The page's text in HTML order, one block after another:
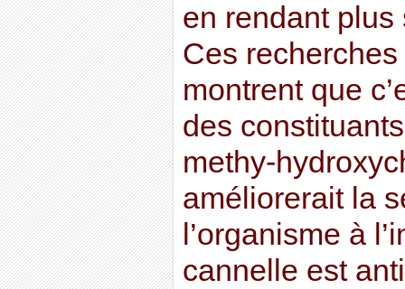
en rendant plus
Ces
montrent que
des
methy-
améliorerait la
l’organisme à
cannelle est